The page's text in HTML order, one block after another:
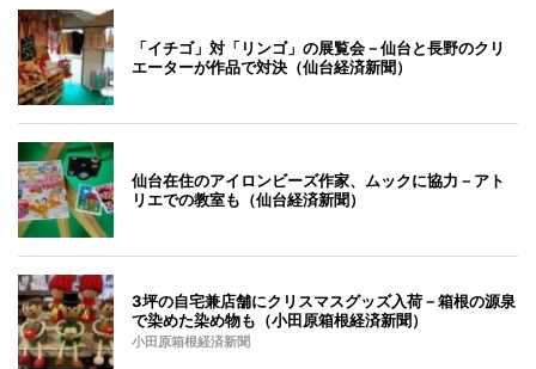
「イチゴ」対「リンゴ」の展覧会－仙台と長野のクリ
エーターが作品で対決（仙台経済新聞）
仙台在住のアイロンビーズ作家、ムックに協力－アト
リエでの教室も（仙台経済新聞）
3坪の自宅兼店舗にクリスマスグッズ入荷－箱根の源泉
で染めた染め物も（小田原箱根経済新聞）
小田原箱根経済新聞